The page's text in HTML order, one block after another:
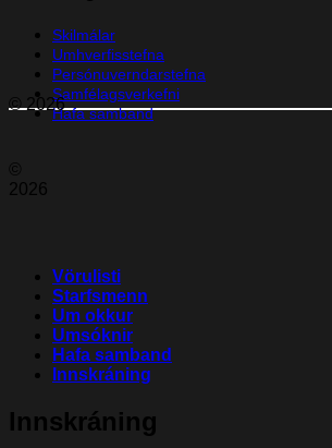
Skilmálar
Umhverfisstefna
Persónuverndarstefna
Samfélagsverkefni
Hafa samband
© 2026
©
2026
Vörulisti
Starfsmenn
Um okkur
Umsóknir
Hafa samband
Innskráning
Innskráning